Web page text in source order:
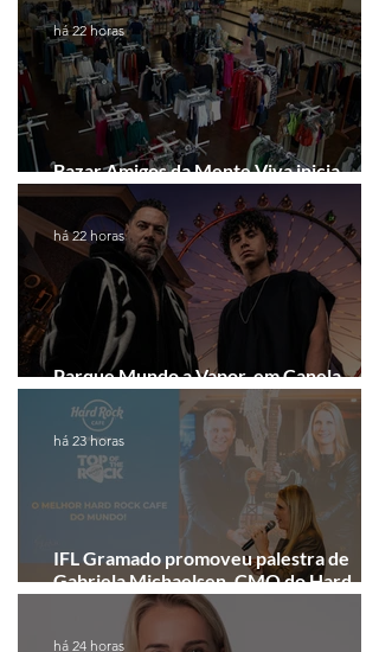
Bazar Amigos da Mente Viva inicia
arrecadação em Gramado e Canela
há 22 horas
Parque Mundo a Vapor, em Canela,
recebe festival eletrônico em agosto
há 22 horas
IFL Gramado promoveu palestra de
Gabriela Michaelsen, CMO do Hard
Rock Cafe Gramado
há 23 horas
há 24 horas